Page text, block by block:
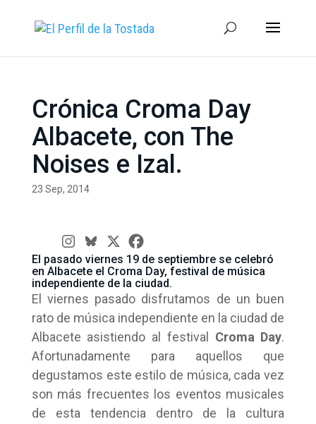
Crónica Croma Day
Albacete, con The
Noises e Izal.
23 Sep, 2014
El pasado viernes 19 de septiembre se celebró
en Albacete el Croma Day, festival de música
independiente de la ciudad.
El viernes pasado disfrutamos de un buen
rato de música independiente en la ciudad de
Albacete asistiendo al festival Croma Day.
Afortunadamente para aquellos que
degustamos este estilo de música, cada vez
son más frecuentes los eventos musicales
de esta tendencia dentro de la cultura